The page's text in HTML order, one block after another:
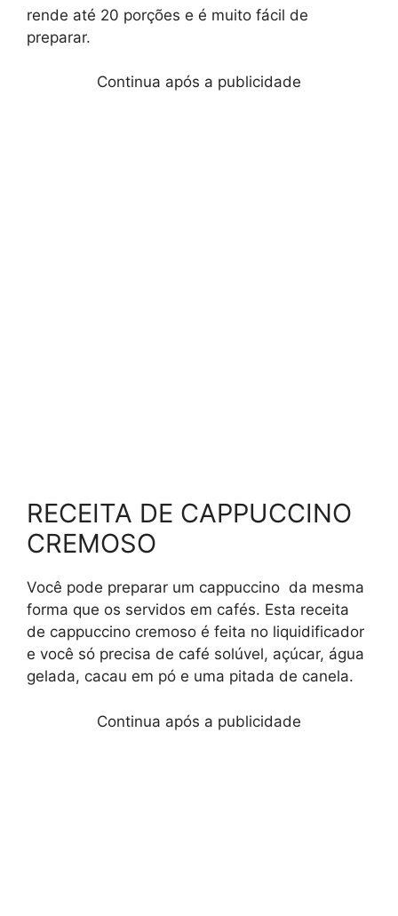
rende até 20 porções e é muito fácil de
preparar.
Continua após a publicidade
RECEITA DE CAPPUCCINO
CREMOSO
Você pode preparar um cappuccino da mesma
forma que os servidos em cafés. Esta receita
de cappuccino cremoso é feita no liquidificador
e você só precisa de café solúvel, açúcar, água
gelada, cacau em pó e uma pitada de canela.
Continua após a publicidade